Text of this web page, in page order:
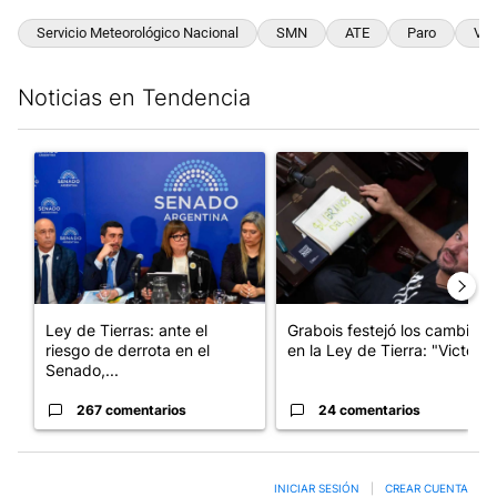
Servicio Meteorológico Nacional SMN ATE Paro
Noticias en Tendencia
Un artículo de tendencia con el título "Ley de Tierras: ante el
Ley de Tierras: ante el
riesgo de derrota en el
Senado,...
267 comentarios
Un artículo de tendencia con
Grabois festejó los cambios
en la Ley de Tierra: "Victo...
24 comentarios
INICIAR SESIÓN CREAR CUENTA